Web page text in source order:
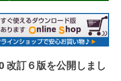
訂６版を公開しまし